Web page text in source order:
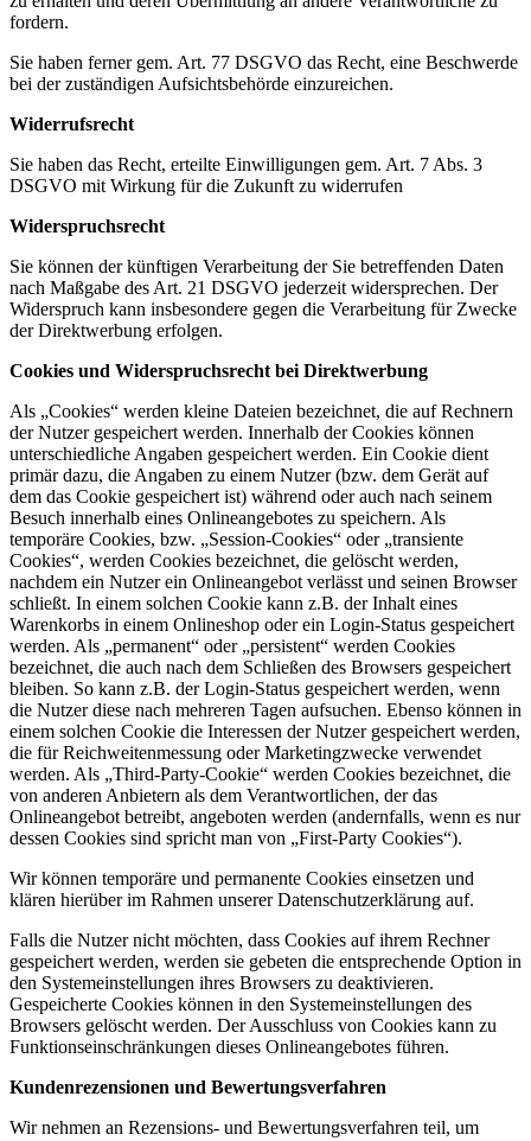
fordern.
Sie haben ferner gem. Art. 77 DSGVO das Recht, eine Beschwerde
bei der zuständigen Aufsichtsbehörde einzureichen.
Widerrufsrecht
Sie haben das Recht, erteilte Einwilligungen gem. Art. 7 Abs. 3
DSGVO mit Wirkung für die Zukunft zu widerrufen
Widerspruchsrecht
Sie können der künftigen Verarbeitung der Sie betreffenden Daten
nach Maßgabe des Art. 21 DSGVO jederzeit widersprechen. Der
Widerspruch kann insbesondere gegen die Verarbeitung für Zwecke
der Direktwerbung erfolgen.
Cookies und Widerspruchsrecht bei Direktwerbung
Als „Cookies“ werden kleine Dateien bezeichnet, die auf Rechnern
der Nutzer gespeichert werden. Innerhalb der Cookies können
unterschiedliche Angaben gespeichert werden. Ein Cookie dient
primär dazu, die Angaben zu einem Nutzer (bzw. dem Gerät auf
dem das Cookie gespeichert ist) während oder auch nach seinem
Besuch innerhalb eines Onlineangebotes zu speichern. Als
temporäre Cookies, bzw. „Session-Cookies“ oder „transiente
Cookies“, werden Cookies bezeichnet, die gelöscht werden,
nachdem ein Nutzer ein Onlineangebot verlässt und seinen Browser
schließt. In einem solchen Cookie kann z.B. der Inhalt eines
Warenkorbs in einem Onlineshop oder ein Login-Status gespeichert
werden. Als „permanent“ oder „persistent“ werden Cookies
bezeichnet, die auch nach dem Schließen des Browsers gespeichert
bleiben. So kann z.B. der Login-Status gespeichert werden, wenn
die Nutzer diese nach mehreren Tagen aufsuchen. Ebenso können in
einem solchen Cookie die Interessen der Nutzer gespeichert werden,
die für Reichweitenmessung oder Marketingzwecke verwendet
werden. Als „Third-Party-Cookie“ werden Cookies bezeichnet, die
von anderen Anbietern als dem Verantwortlichen, der das
Onlineangebot betreibt, angeboten werden (andernfalls, wenn es nur
dessen Cookies sind spricht man von „First-Party Cookies“).
Wir können temporäre und permanente Cookies einsetzen und
klären hierüber im Rahmen unserer Datenschutzerklärung auf.
Falls die Nutzer nicht möchten, dass Cookies auf ihrem Rechner
gespeichert werden, werden sie gebeten die entsprechende Option in
den Systemeinstellungen ihres Browsers zu deaktivieren.
Gespeicherte Cookies können in den Systemeinstellungen des
Browsers gelöscht werden. Der Ausschluss von Cookies kann zu
Funktionseinschränkungen dieses Onlineangebotes führen.
Kundenrezensionen und Bewertungsverfahren
Wir nehmen an Rezensions- und Bewertungsverfahren teil, um